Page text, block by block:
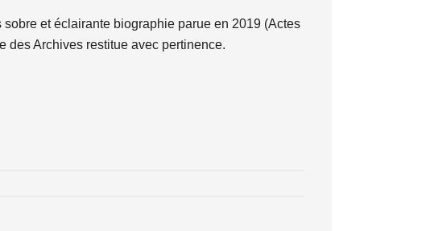
sobre et éclairante biographie parue en 2019 (Actes
des Archives restitue avec pertinence.